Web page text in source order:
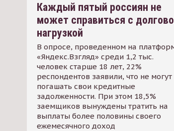
Каждый пятый россиян не
может справиться с
нагрузкой
В опросе, проведенном на
«Яндекс.Взгляд» среди 1,2 тыс.
человек старше 18 лет, 22%
респондентов заявили, что не могут
погашать свои кредитные
задолженности. При этом 18,5%
заемщиков вынуждены тратить на
выплаты более половины своего
ежемесячного доход